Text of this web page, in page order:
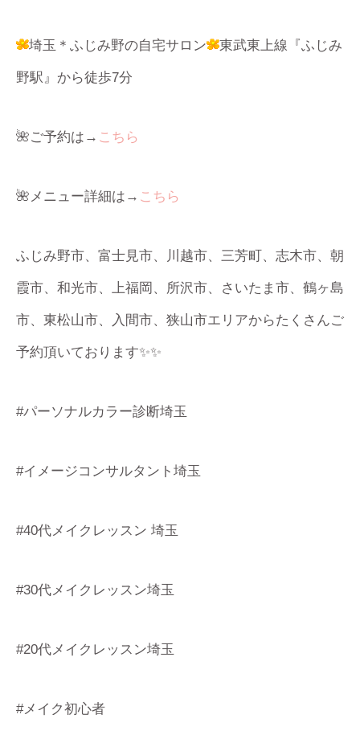
埼玉＊ふじみ野の自宅サロン 東武東上線『ふじみ
野駅』から徒歩7分
🌺ご予約は→ こちら
🌺メニュー詳細は→ こちら
ふじみ野市、富士見市、川越市、三芳町、志木市、朝
霞市、和光市、上福岡、所沢市、さいたま市、鶴ヶ島
市、東松山市、入間市、狭山市エリアからたくさんご
予約頂いております✨✨
#パーソナルカラー診断埼玉
#イメージコンサルタント埼玉
#40代メイクレッスン 埼玉
#30代メイクレッスン埼玉
#20代メイクレッスン埼玉
#メイク初心者